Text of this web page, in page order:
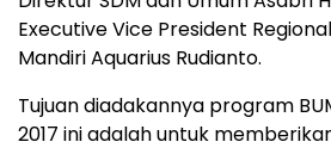
Executive Vice President
Mandiri Aquarius Rudianto.
Tujuan diadakannya program
2017 ini adalah untuk